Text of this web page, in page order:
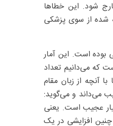
شود. این خطاها
شده از سوی پزشکی
بوده است. این آمار
می‌رسد. این در حالی است که می‌دانیم تعداد
آنچه از زبان مقام
می‌داند و می‌گوید:
بسیار عجیب است. یعنی
چنین افزایشی در یک